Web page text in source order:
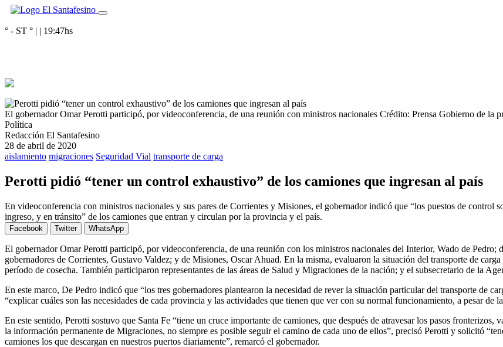
° - ST ° | | 19:47hs
El gobernador Omar Perotti participó, por videoconferencia, de una reunión con ministros nacionales Crédito: Prensa Gobierno de la
Política
Redacción El Santafesino
28 de abril de 2020
aislamiento migraciones Seguridad Vial transporte de carga
Perotti pidió “tener un control exhaustivo” de los camiones que ingresan al país
En videoconferencia con ministros nacionales y sus pares de Corrientes y Misiones, el gobernador indicó que “los puestos de control
ingreso, y en tránsito” de los camiones que entran y circulan por la provincia y el país.
Facebook Twitter WhatsApp
El gobernador Omar Perotti participó, por videoconferencia, de una reunión con los ministros nacionales del Interior, Wado de
gobernadores de Corrientes, Gustavo Valdez; y de Misiones, Oscar Ahuad. En la misma, evaluaron la situación del transporte de
período de cosecha. También participaron representantes de las áreas de Salud y Migraciones de la nación; y el subsecretario de la
En este marco, De Pedro indicó que “los tres gobernadores plantearon la necesidad de rever la situación particular del transporte de
“explicar cuáles son las necesidades de cada provincia y las actividades que tienen que ver con su normal funcionamiento, a pesar de
En este sentido, Perotti sostuvo que Santa Fe “tiene un cruce importante de camiones, que después de atravesar los pasos
la información permanente de Migraciones, no siempre es posible seguir el camino de cada uno de ellos”, precisó Perotti y solicitó
camiones los que descargan en nuestros puertos diariamente”, remarcó el gobernador.